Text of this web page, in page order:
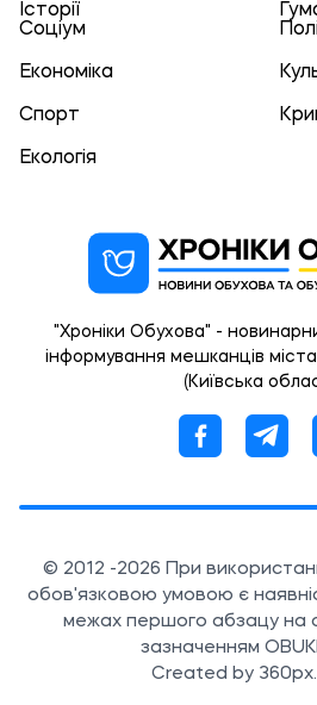
Історії
Соціум
Економіка
Спорт
Екологія
"Хроніки Обухова" -
інформування мешканців
(Київська
© 2012 -2026 При
обов'язковою умовою є
межах першого абзацу на
зазначенням
Created by